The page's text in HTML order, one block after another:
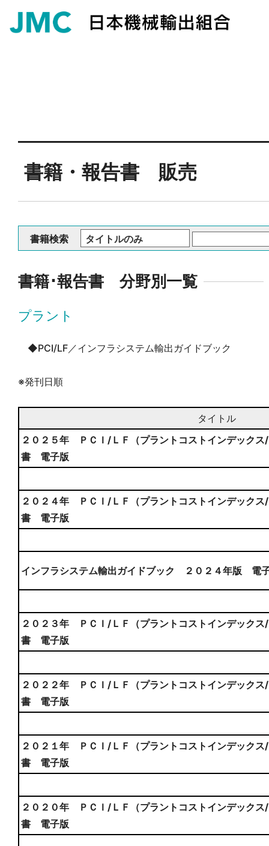
書籍・報告書 販売
書籍検索
書籍･報告書 分野別一覧
プラント
◆PCI/LF／インフラシステム輸出ガイドブック
※発刊日順
タイトル
２０２５年 ＰＣＩ/ＬＦ（プラントコストインデックス
書 電子版
２０２４年 ＰＣＩ/ＬＦ（プラントコストインデックス
書 電子版
インフラシステム輸出ガイドブック ２０２４年版 電
２０２３年 ＰＣＩ/ＬＦ（プラントコストインデックス
書 電子版
２０２２年 ＰＣＩ/ＬＦ（プラントコストインデックス
書 電子版
２０２１年 ＰＣＩ/ＬＦ（プラントコストインデックス
書 電子版
２０２０年 ＰＣＩ/ＬＦ（プラントコストインデックス
書 電子版